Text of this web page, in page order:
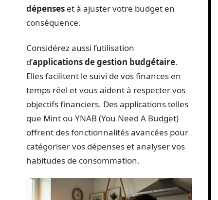
dépenses et à ajuster votre budget en
conséquence.
Considérez aussi l’utilisation
d’applications de gestion budgétaire.
Elles facilitent le suivi de vos finances en
temps réel et vous aident à respecter vos
objectifs financiers. Des applications telles
que Mint ou YNAB (You Need A Budget)
offrent des fonctionnalités avancées pour
catégoriser vos dépenses et analyser vos
habitudes de consommation.